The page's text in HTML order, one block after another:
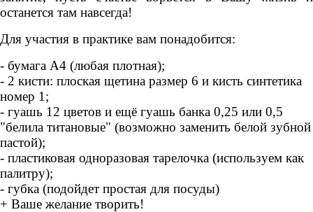
останется там навсегда!
Для участия в практике вам понадобится:
- бумага А4 (любая плотная);
- 2 кисти: плоская щетина размер 6 и кисть синтетика
номер 1;
- гуашь 12 цветов и ещё гуашь банка 0,25 или 0,5
"белила титановые" (возможно заменить белой зубной
пастой);
- пластиковая одноразовая тарелочка (используем как
палитру);
- губка (подойдет простая для посуды)
+ Ваше желание творить!